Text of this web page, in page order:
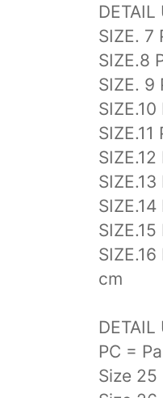
SIZE. 7
SIZE.8
SIZE.
cm
PC =
Size 25